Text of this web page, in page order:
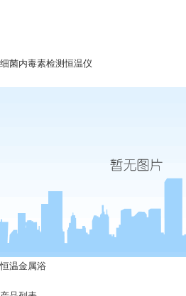
细菌内毒素检测恒温仪
恒温金属浴